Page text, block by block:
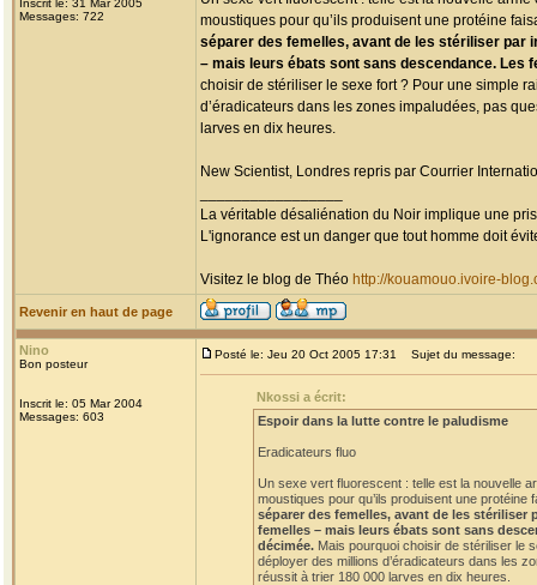
Inscrit le: 31 Mar 2005
Messages: 722
moustiques pour qu’ils produisent une protéine
séparer des femelles, avant de les stériliser par
– mais leurs ébats sont sans descendance. Les
choisir de stériliser le sexe fort ? Pour une simple
d’éradicateurs dans les zones impaludées, pas
larves en dix heures.
New Scientist, Londres repris par Courrier
La véritable désaliénation du Noir implique une
L'ignorance est un danger que tout homme doit
Visitez le blog de Théo http://kouamouo.ivoire-
Revenir en haut de page
Nino
Bon posteur
Inscrit le: 05 Mar 2004
Messages: 603
Posté le: Jeu 20 Oct 2005 17:31 Sujet du message:
Nkossi a écrit:
Espoir dans la lutte contre le paludisme
Eradicateurs fluo
Un sexe vert fluorescent : telle est la nouvelle
moustiques pour qu’ils produisent une
séparer des femelles, avant de les stériliser
femelles – mais leurs ébats sont sans
décimée. Mais pourquoi choisir de stériliser le
déployer des millions d’éradicateurs dans les
réussit à trier 180 000 larves en dix heures.